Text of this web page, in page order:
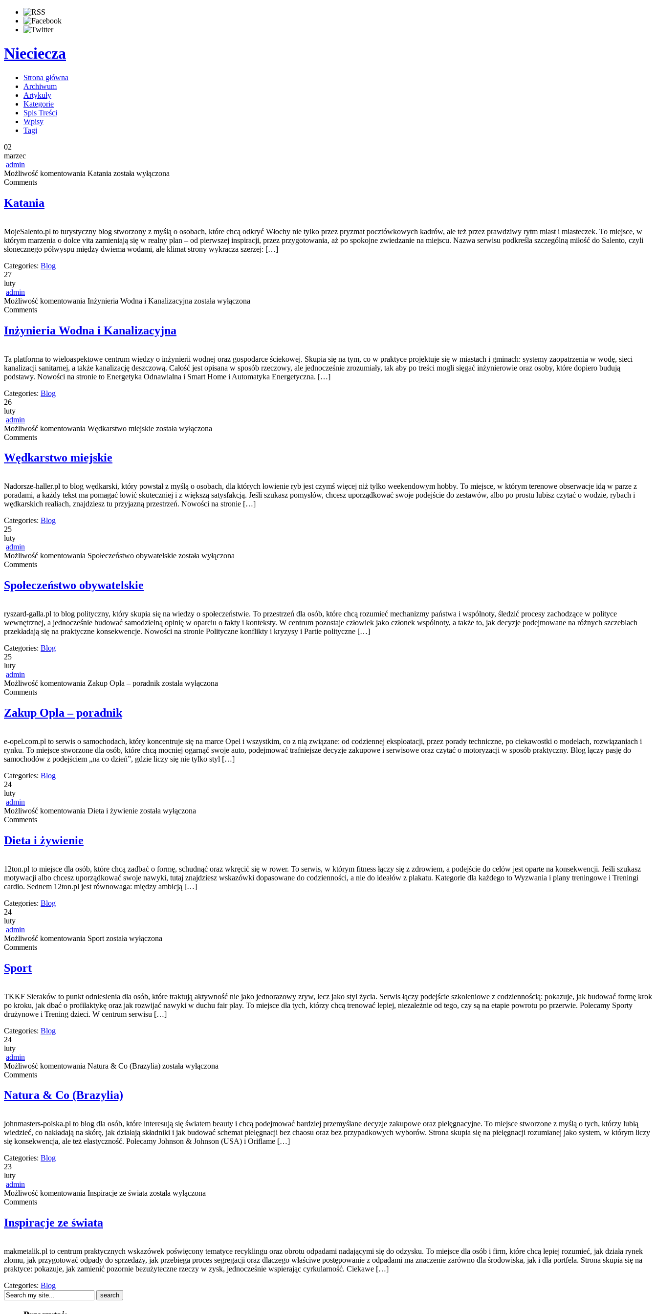
Nieciecza
Strona główna
Archiwum
Artykuły
Kategorie
Spis Treści
Wpisy
Tagi
02
marzec
admin
Możliwość komentowania Katania została wyłączona
Comments
Katania
MojeSalento.pl to turystyczny blog stworzony z myślą o osobach, które chcą odkryć Włochy nie tylko przez pryzmat pocztówkowych kadrów, ale też przez prawdziwy rytm miast i miasteczek. To miejsce, w
którym marzenia o dolce vita zamieniają się w realny plan – od pierwszej inspiracji, przez przygotowania, aż po spokojne zwiedzanie na miejscu. Nazwa serwisu podkreśla szczególną miłość do Salento, czyli
słonecznego półwyspu między dwiema wodami, ale klimat strony wykracza szerzej: […]
Categories: Blog
27
luty
admin
Możliwość komentowania Inżynieria Wodna i Kanalizacyjna została wyłączona
Comments
Inżynieria Wodna i Kanalizacyjna
Ta platforma to wieloaspektowe centrum wiedzy o inżynierii wodnej oraz gospodarce ściekowej. Skupia się na tym, co w praktyce projektuje się w miastach i gminach: systemy zaopatrzenia w wodę, sieci
kanalizacji sanitarnej, a także kanalizację deszczową. Całość jest opisana w sposób rzeczowy, ale jednocześnie zrozumiały, tak aby po treści mogli sięgać inżynierowie oraz osoby, które dopiero budują
podstawy. Nowości na stronie to Energetyka Odnawialna i Smart Home i Automatyka Energetyczna. […]
Categories: Blog
26
luty
admin
Możliwość komentowania Wędkarstwo miejskie została wyłączona
Comments
Wędkarstwo miejskie
Nadorsze-haller.pl to blog wędkarski, który powstał z myślą o osobach, dla których łowienie ryb jest czymś więcej niż tylko weekendowym hobby. To miejsce, w którym terenowe obserwacje idą w parze z
poradami, a każdy tekst ma pomagać łowić skuteczniej i z większą satysfakcją. Jeśli szukasz pomysłów, chcesz uporządkować swoje podejście do zestawów, albo po prostu lubisz czytać o wodzie, rybach i
wędkarskich realiach, znajdziesz tu przyjazną przestrzeń. Nowości na stronie […]
Categories: Blog
25
luty
admin
Możliwość komentowania Społeczeństwo obywatelskie została wyłączona
Comments
Społeczeństwo obywatelskie
ryszard-galla.pl to blog polityczny, który skupia się na wiedzy o społeczeństwie. To przestrzeń dla osób, które chcą rozumieć mechanizmy państwa i wspólnoty, śledzić procesy zachodzące w polityce
wewnętrznej, a jednocześnie budować samodzielną opinię w oparciu o fakty i konteksty. W centrum pozostaje człowiek jako członek wspólnoty, a także to, jak decyzje podejmowane na różnych szczeblach
przekładają się na praktyczne konsekwencje. Nowości na stronie Polityczne konflikty i kryzysy i Partie polityczne […]
Categories: Blog
25
luty
admin
Możliwość komentowania Zakup Opla – poradnik została wyłączona
Comments
Zakup Opla – poradnik
e-opel.com.pl to serwis o samochodach, który koncentruje się na marce Opel i wszystkim, co z nią związane: od codziennej eksploatacji, przez porady techniczne, po ciekawostki o modelach, rozwiązaniach i
rynku. To miejsce stworzone dla osób, które chcą mocniej ogarnąć swoje auto, podejmować trafniejsze decyzje zakupowe i serwisowe oraz czytać o motoryzacji w sposób praktyczny. Blog łączy pasję do
samochodów z podejściem „na co dzień”, gdzie liczy się nie tylko styl […]
Categories: Blog
24
luty
admin
Możliwość komentowania Dieta i żywienie została wyłączona
Comments
Dieta i żywienie
12ton.pl to miejsce dla osób, które chcą zadbać o formę, schudnąć oraz wkręcić się w rower. To serwis, w którym fitness łączy się z zdrowiem, a podejście do celów jest oparte na konsekwencji. Jeśli szukasz
motywacji albo chcesz uporządkować swoje nawyki, tutaj znajdziesz wskazówki dopasowane do codzienności, a nie do ideałów z plakatu. Kategorie dla każdego to Wyzwania i plany treningowe i Treningi
cardio. Sednem 12ton.pl jest równowaga: między ambicją […]
Categories: Blog
24
luty
admin
Możliwość komentowania Sport została wyłączona
Comments
Sport
TKKF Sieraków to punkt odniesienia dla osób, które traktują aktywność nie jako jednorazowy zryw, lecz jako styl życia. Serwis łączy podejście szkoleniowe z codziennością: pokazuje, jak budować formę krok
po kroku, jak dbać o profilaktykę oraz jak rozwijać nawyki w duchu fair play. To miejsce dla tych, którzy chcą trenować lepiej, niezależnie od tego, czy są na etapie powrotu po przerwie. Polecamy Sporty
drużynowe i Trening dzieci. W centrum serwisu […]
Categories: Blog
24
luty
admin
Możliwość komentowania Natura & Co (Brazylia) została wyłączona
Comments
Natura & Co (Brazylia)
johnmasters-polska.pl to blog dla osób, które interesują się światem beauty i chcą podejmować bardziej przemyślane decyzje zakupowe oraz pielęgnacyjne. To miejsce stworzone z myślą o tych, którzy lubią
wiedzieć, co nakładają na skórę, jak działają składniki i jak budować schemat pielęgnacji bez chaosu oraz bez przypadkowych wyborów. Strona skupia się na pielęgnacji rozumianej jako system, w którym liczy
się konsekwencja, ale też elastyczność. Polecamy Johnson & Johnson (USA) i Oriflame […]
Categories: Blog
23
luty
admin
Możliwość komentowania Inspiracje ze świata została wyłączona
Comments
Inspiracje ze świata
makmetalik.pl to centrum praktycznych wskazówek poświęcony tematyce recyklingu oraz obrotu odpadami nadającymi się do odzysku. To miejsce dla osób i firm, które chcą lepiej rozumieć, jak działa rynek
złomu, jak przygotować odpady do sprzedaży, jak przebiega proces segregacji oraz dlaczego właściwe postępowanie z odpadami ma znaczenie zarówno dla środowiska, jak i dla portfela. Strona skupia się na
praktyce: pokazuje, jak zamienić pozornie bezużyteczne rzeczy w zysk, jednocześnie wspierając cyrkularność. Ciekawe […]
Categories: Blog